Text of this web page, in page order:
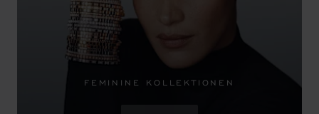
FEMININE KOLLEKTIONEN